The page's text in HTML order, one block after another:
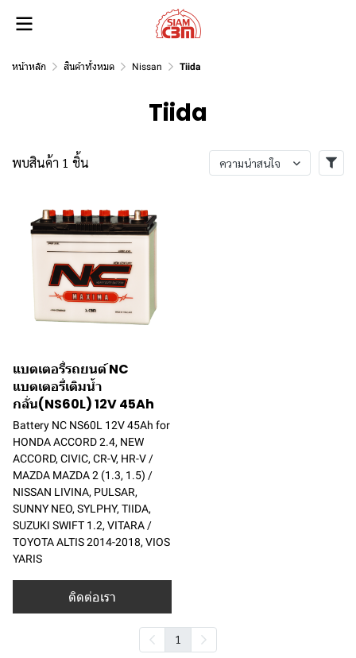
หน้าหลัก สินค้าทั้งหมด Nissan Tiida
Tiida
พบสินค้า 1 ชิ้น ความน่าสนใจ
แบตเตอรี่รถยนต์ NC
แบตเตอรี่เติมน้ำ
กลั่น(NS60L) 12V 45Ah
Battery NC NS60L 12V 45Ah for
HONDA ACCORD 2.4, NEW
ACCORD, CIVIC, CR-V, HR-V /
MAZDA MAZDA 2 (1.3, 1.5) /
NISSAN LIVINA, PULSAR,
SUNNY NEO, SYLPHY, TIIDA,
SUZUKI SWIFT 1.2, VITARA /
TOYOTA ALTIS 2014-2018, VIOS
YARIS
ติดต่อเรา
1